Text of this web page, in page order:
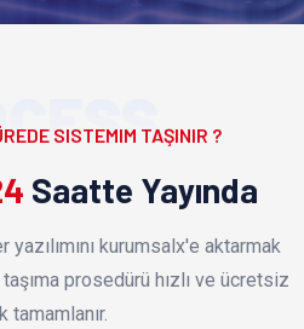
SISTEMIM TAŞINIR ?
Saatte Yayında
kurumsalx'e aktarmak
prosedürü hızlı ve ücretsiz
tamamlanır.